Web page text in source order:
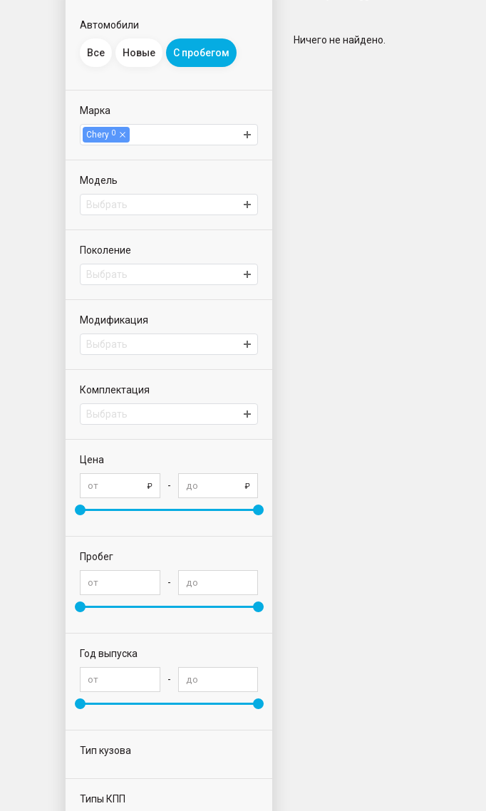
Автомобили
Все Новые С пробегом
Марка
Chery 0
Модель
Выбрать
Поколение
Выбрать
Модификация
Выбрать
Комплектация
Выбрать
Цена
-
Пробег
-
Год выпуска
-
Тип кузова
Типы КПП
Ничего не найдено.